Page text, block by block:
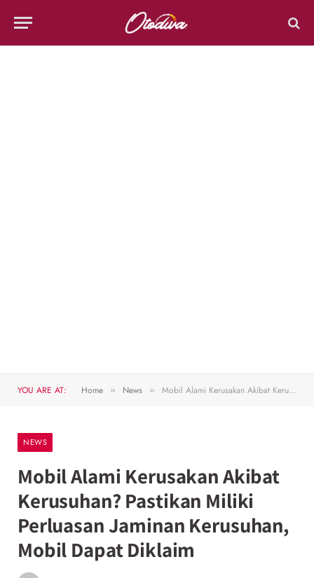
YOU ARE AT: Home » News » Mobil Alami Kerusakan Akibat Kerusuhan? Pastikan Miliki Perluasan Jaminan Kerusuhan, Mobil Dapat Diklaim
NEWS
Mobil Alami Kerusakan Akibat
Kerusuhan? Pastikan Miliki
Perluasan Jaminan Kerusuhan,
Mobil Dapat Diklaim